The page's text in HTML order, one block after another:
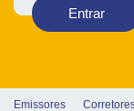
Entrar
Emissores